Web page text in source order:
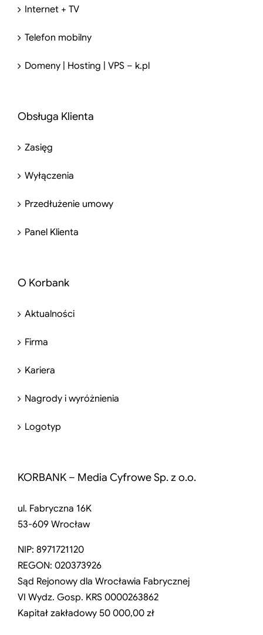
Internet + TV
Telefon mobilny
Domeny | Hosting | VPS – k.pl
Obsługa Klienta
Zasięg
Wyłączenia
Przedłużenie umowy
Panel Klienta
O Korbank
Aktualności
Firma
Kariera
Nagrody i wyróżnienia
Logotyp
KORBANK – Media Cyfrowe Sp. z o.o.
ul. Fabryczna 16K
53-609 Wrocław
NIP: 8971721120
REGON: 020373926
Sąd Rejonowy dla Wrocławia Fabrycznej
VI Wydz. Gosp. KRS 0000263862
Kapitał zakładowy 50 000,00 zł